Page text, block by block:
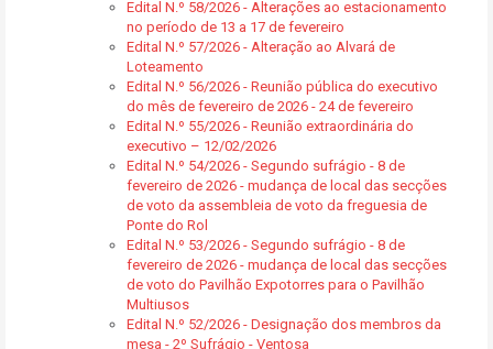
Edital N.º 58/2026 - Alterações ao estacionamento
no período de 13 a 17 de fevereiro
Edital N.º 57/2026 - Alteração ao Alvará de
Loteamento
Edital N.º 56/2026 - Reunião pública do executivo
do mês de fevereiro de 2026 - 24 de fevereiro
Edital N.º 55/2026 - Reunião extraordinária do
executivo – 12/02/2026
Edital N.º 54/2026 - Segundo sufrágio - 8 de
fevereiro de 2026 - mudança de local das secções
de voto da assembleia de voto da freguesia de
Ponte do Rol
Edital N.º 53/2026 - Segundo sufrágio - 8 de
fevereiro de 2026 - mudança de local das secções
de voto do Pavilhão Expotorres para o Pavilhão
Multiusos
Edital N.º 52/2026 - Designação dos membros da
mesa - 2º Sufrágio - Ventosa